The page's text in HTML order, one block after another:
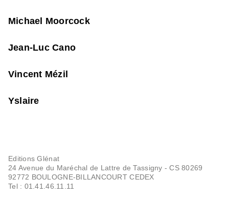
Michael Moorcock
Jean-Luc Cano
Vincent Mézil
Yslaire
Editions Glénat
24 Avenue du Maréchal de Lattre de Tassigny - CS 80269
92772 BOULOGNE-BILLANCOURT CEDEX
Tel : 01.41.46.11.11